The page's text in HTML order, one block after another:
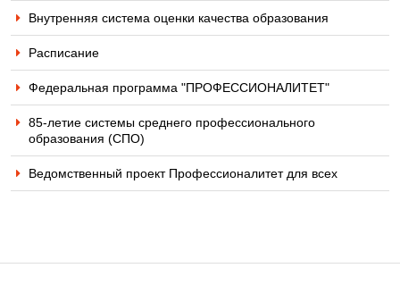
Внутренняя система оценки качества образования
Расписание
Федеральная программа "ПРОФЕССИОНАЛИТЕТ"
85-летие системы среднего профессионального
образования (СПО)
Ведомственный проект Профессионалитет для всех